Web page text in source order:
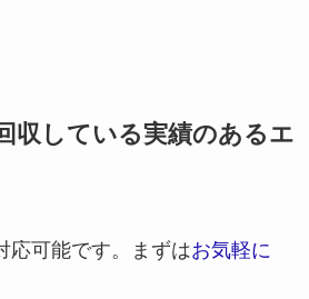
収している実績のあるエ
応可能です。まずはお気軽に